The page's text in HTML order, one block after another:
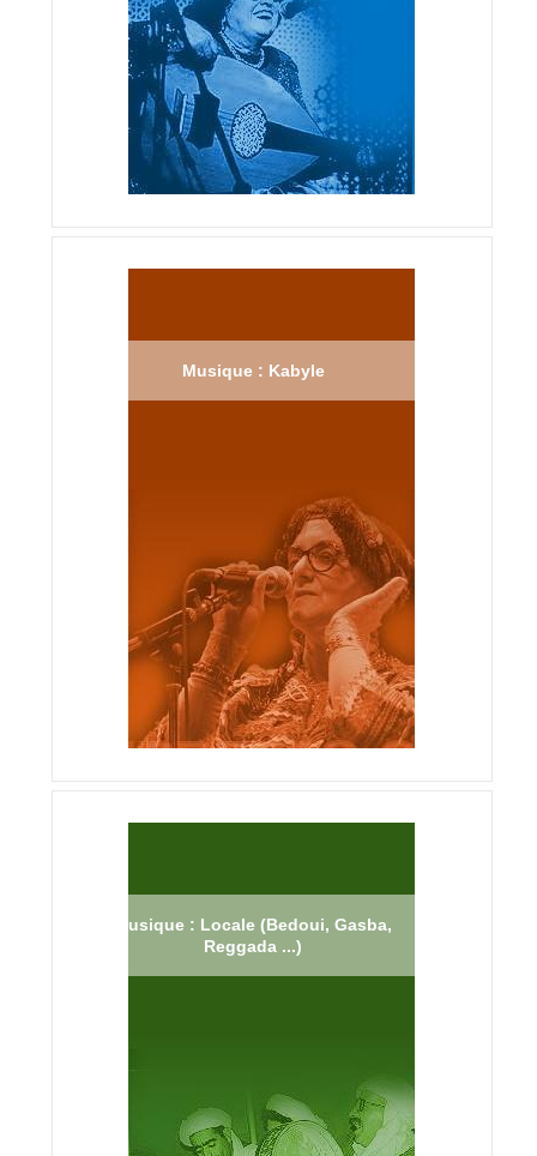
Musique : Kabyle
Musique : Locale (Bedoui, Gasba,
Reggada ...)